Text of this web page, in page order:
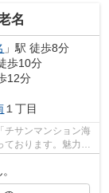
名
」駅 徒歩8分
歩10分
12分
１丁目
チサンマンション海
おります。魅力的